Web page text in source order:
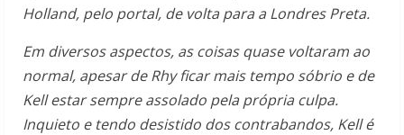
Holland, pelo portal, de volta para a Londres Preta.
Em diversos aspectos, as coisas quase voltaram ao
normal, apesar de Rhy ficar mais tempo sóbrio e de
Kell estar sempre assolado pela própria culpa.
Inquieto e tendo desistido dos contrabandos, Kell é